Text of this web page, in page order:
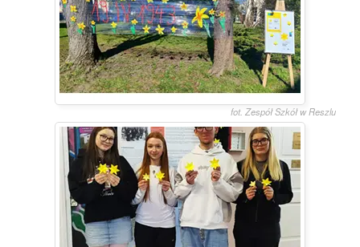
fot. Zespół Szkół w Reszlu